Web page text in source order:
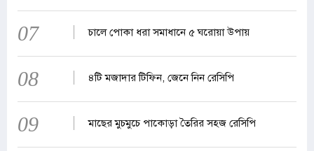
07 চালে পোকা ধরা সমাধানে ৫ ঘরোয়া উপায়
08 ৪টি মজাদার টিফিন, জেনে নিন রেসিপি
09 মাছের মুচমুচে পাকোড়া তৈরির সহজ রেসিপি